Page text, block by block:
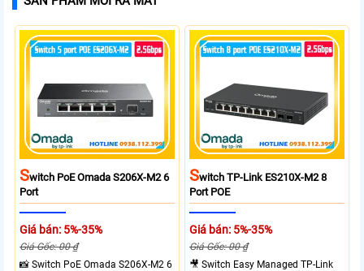
SWitch PoE Omada S206X-M2 6
Port
Giá bán: 5%-35%
Giá Gốc: 00 ₫
📸 Switch PoE Omada S206X-M2 6
SWitch TP-Link ES210X-M2 8
Port POE
Giá bán: 5%-35%
Giá Gốc: 00 ₫
🎥 Switch Easy Managed TP-Link